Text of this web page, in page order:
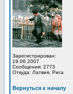
Зарегистрирован:
19.06.2007
Сообщения: 2773
Откуда: Латвия, Рига
Вернуться к началу